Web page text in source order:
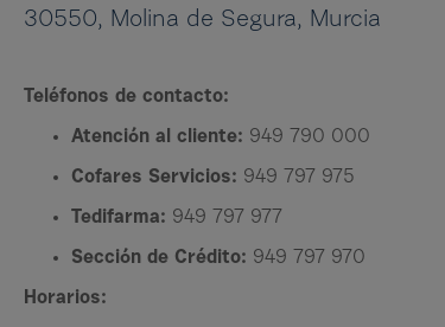
30550, Molina de Segura, Murcia
Teléfonos de contacto:
Atención al cliente: 949 790 000
Cofares Servicios: 949 797 975
Tedifarma: 949 797 977
Sección de Crédito: 949 797 970
Horarios: